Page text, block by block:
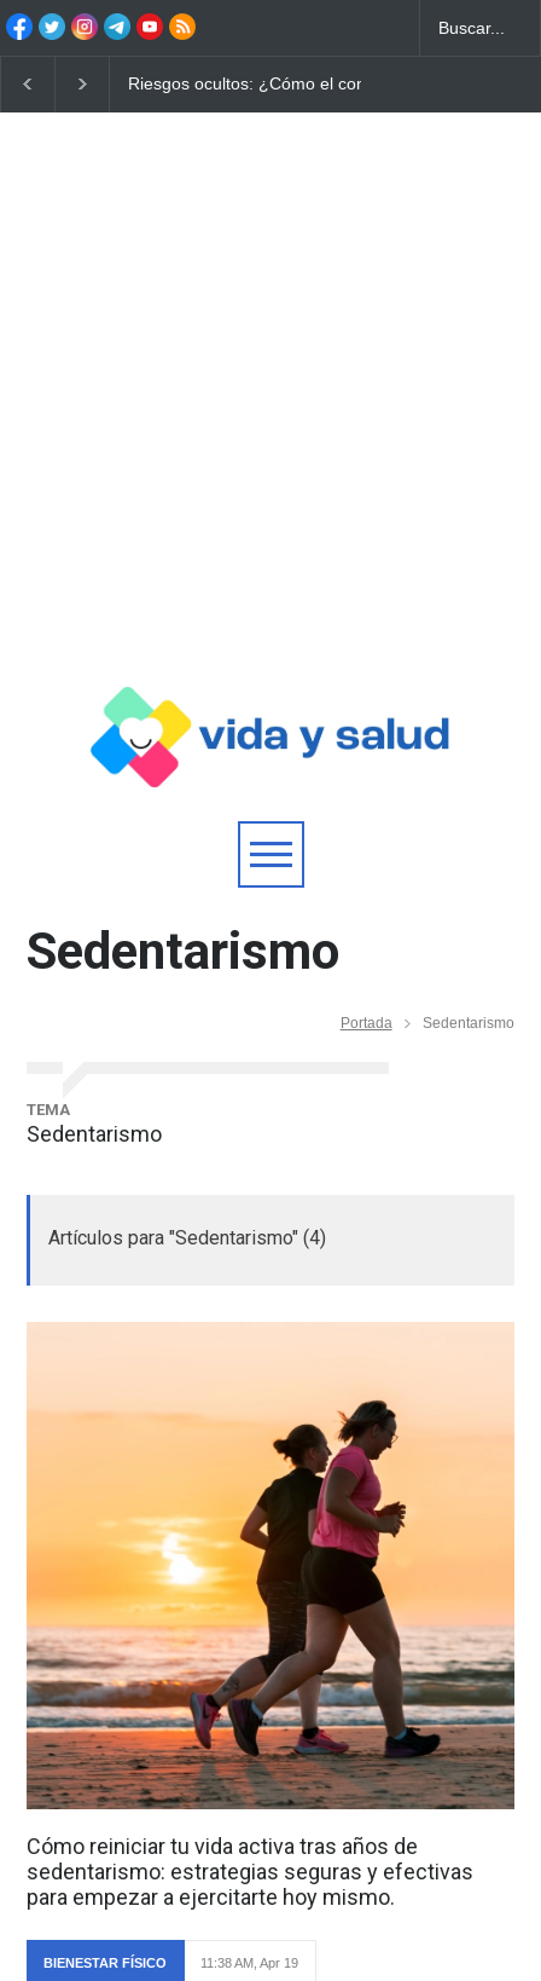
Ayuno Digital: La Estrategia Esencial para Mejorar tu
Sedentarismo
Portada Sedentarismo
TEMA
Sedentarismo
Artículos para "Sedentarismo" (4)
Cómo reiniciar tu vida activa tras años de
sedentarismo: estrategias seguras y efectivas
para empezar a ejercitarte hoy mismo.
BIENESTAR FÍSICO 11:38 AM, Apr 19